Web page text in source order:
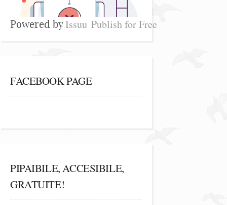
Powered byIssuu Publish for Free
FACEBOOK PAGE
PIPAIBILE, ACCESIBILE,
GRATUITE!